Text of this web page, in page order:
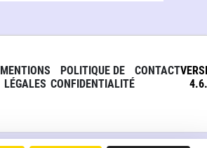
MENTIONS
LÉGALES
POLITIQUE DE
CONFIDENTIALITÉ
CONTACT